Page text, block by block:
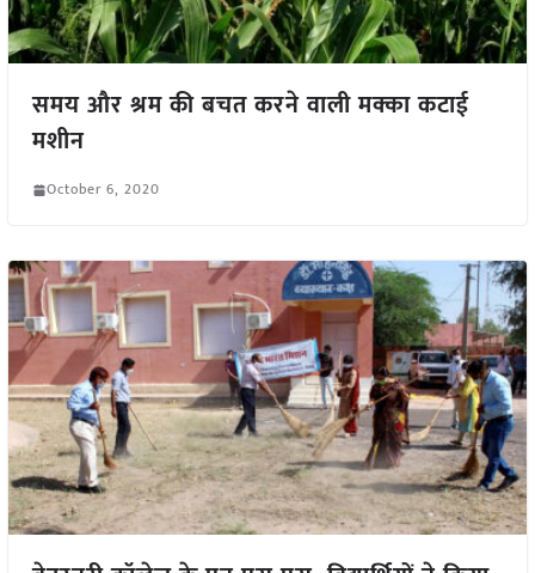
समय और श्रम की बचत करने वाली मक्का कटाई
मशीन
October 6, 2020